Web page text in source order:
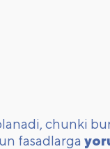
chunki
fasadlarga